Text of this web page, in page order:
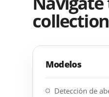
collection
Modelos
Detección de